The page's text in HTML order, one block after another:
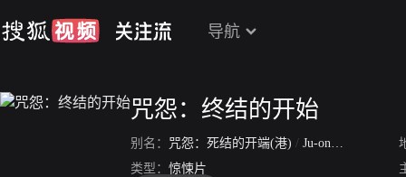
导航
咒怨：终结的开始
别名： 咒怨：死结的开端(港) / Ju-on: Owari no Hajimari
类型： 惊悚片